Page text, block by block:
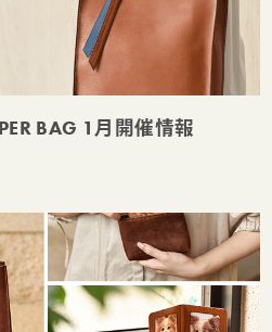
BAG 1月開催情報